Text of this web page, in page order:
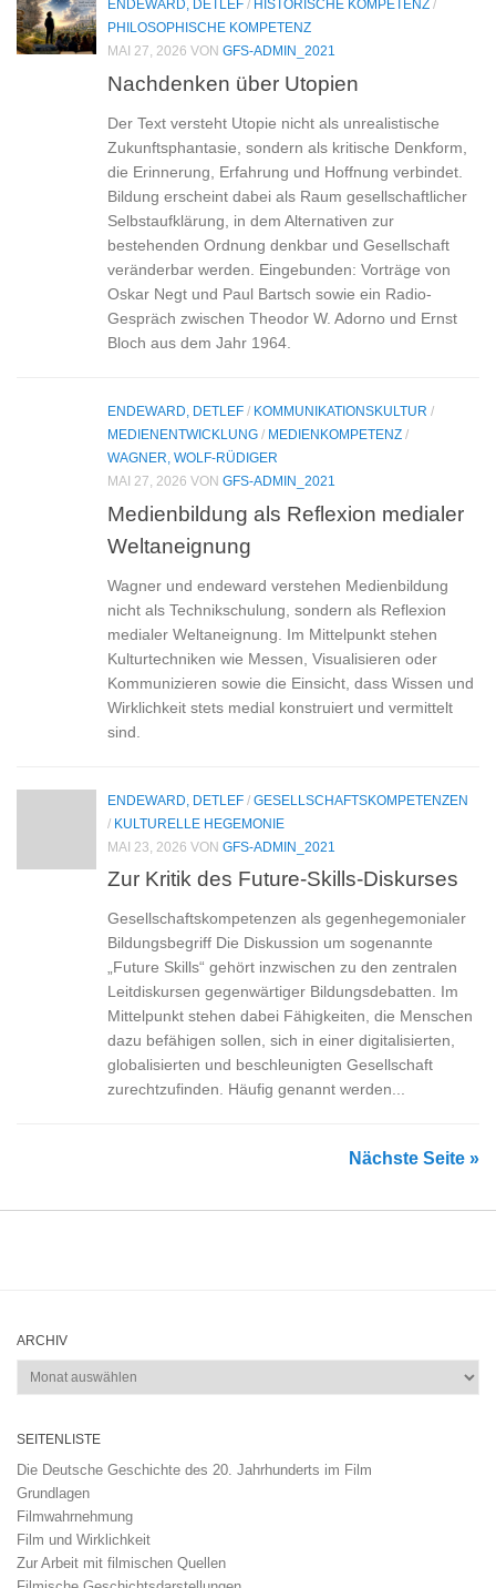
ENDEWARD, DETLEF / HISTORISCHE KOMPETENZ /
PHILOSOPHISCHE KOMPETENZ
MAI 27, 2026 VON GFS-ADMIN_2021
Nachdenken über Utopien
Der Text versteht Utopie nicht als unrealistische
Zukunftsphantasie, sondern als kritische Denkform,
die Erinnerung, Erfahrung und Hoffnung verbindet.
Bildung erscheint dabei als Raum gesellschaftlicher
Selbstaufklärung, in dem Alternativen zur
bestehenden Ordnung denkbar und Gesellschaft
veränderbar werden. Eingebunden: Vorträge von
Oskar Negt und Paul Bartsch sowie ein Radio-
Gespräch zwischen Theodor W. Adorno und Ernst
Bloch aus dem Jahr 1964.
ENDEWARD, DETLEF / KOMMUNIKATIONSKULTUR /
MEDIENENTWICKLUNG / MEDIENKOMPETENZ /
WAGNER, WOLF-RÜDIGER
MAI 27, 2026 VON GFS-ADMIN_2021
Medienbildung als Reflexion medialer
Weltaneignung
Wagner und endeward verstehen Medienbildung
nicht als Technikschulung, sondern als Reflexion
medialer Weltaneignung. Im Mittelpunkt stehen
Kulturtechniken wie Messen, Visualisieren oder
Kommunizieren sowie die Einsicht, dass Wissen und
Wirklichkeit stets medial konstruiert und vermittelt
sind.
ENDEWARD, DETLEF / GESELLSCHAFTSKOMPETENZEN
/ KULTURELLE HEGEMONIE
MAI 23, 2026 VON GFS-ADMIN_2021
Zur Kritik des Future-Skills-Diskurses
Gesellschaftskompetenzen als gegenhegemonialer
Bildungsbegriff Die Diskussion um sogenannte
„Future Skills“ gehört inzwischen zu den zentralen
Leitdiskursen gegenwärtiger Bildungsdebatten. Im
Mittelpunkt stehen dabei Fähigkeiten, die Menschen
dazu befähigen sollen, sich in einer digitalisierten,
globalisierten und beschleunigten Gesellschaft
zurechtzufinden. Häufig genannt werden...
Nächste Seite »
ARCHIV
Archiv
SEITENLISTE
Die Deutsche Geschichte des 20. Jahrhunderts im Film
Grundlagen
Filmwahrnehmung
Film und Wirklichkeit
Zur Arbeit mit filmischen Quellen